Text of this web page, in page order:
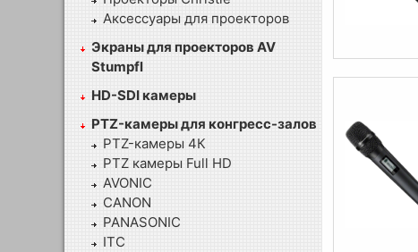
Аксессуары для проекторов
Экраны для проекторов AV
Stumpfl
HD-SDI камеры
PTZ-камеры для конгресс-залов
PTZ-камеры 4К
PTZ камеры Full HD
AVONIC
CANON
PANASONIC
ITC